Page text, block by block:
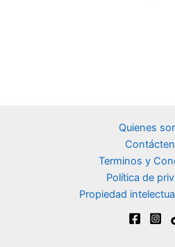
Quienes
Terminos y
Política de
Propiedad